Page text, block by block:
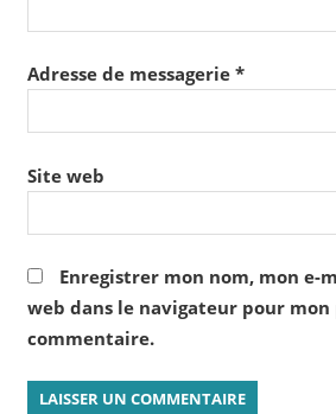
Adresse de messagerie *
Site web
Enregistrer mon nom, mon e-
web dans le navigateur pour mon
commentaire.